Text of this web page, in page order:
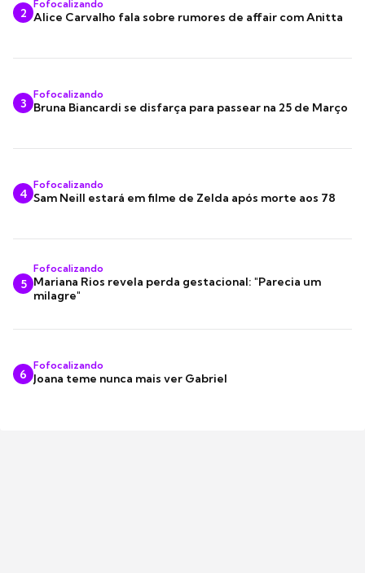
2
Fofocalizando
Alice Carvalho fala sobre rumores de affair com Anitta
3
Fofocalizando
Bruna Biancardi se disfarça para passear na 25 de Março
4
Fofocalizando
Sam Neill estará em filme de Zelda após morte aos 78
5
Fofocalizando
Mariana Rios revela perda gestacional: "Parecia um
milagre"
6
Fofocalizando
Joana teme nunca mais ver Gabriel